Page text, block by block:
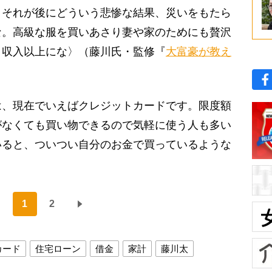
れが後にどういう悲惨な結果、災いをもたら
高級な服を買いあさり妻や家のためにも贅沢
入以上にな〉（藤川氏・監修『大富豪が教え
現在でいえばクレジットカードです。限度額
くても買い物できるので気軽に使う人も多い
と、ついつい自分のお金で買っているような
1 2
ド 住宅ローン 借金 家計 藤川太